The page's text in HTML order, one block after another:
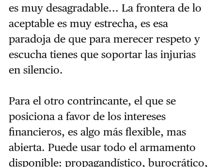
es muy desagradable... La frontera de lo
aceptable es muy estrecha, es esa
paradoja de que para merecer respeto y
escucha tienes que soportar las injurias
en silencio.
Para el otro contrincante, el que se
posiciona a favor de los intereses
financieros, es algo más flexible, mas
abierta. Puede usar todo el armamento
disponible: propagandístico, burocrático,